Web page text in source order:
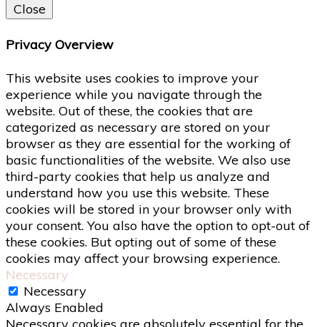
Close
Privacy Overview
This website uses cookies to improve your
experience while you navigate through the
website. Out of these, the cookies that are
categorized as necessary are stored on your
browser as they are essential for the working of
basic functionalities of the website. We also use
third-party cookies that help us analyze and
understand how you use this website. These
cookies will be stored in your browser only with
your consent. You also have the option to opt-out of
these cookies. But opting out of some of these
cookies may affect your browsing experience.
Necessary
Necessary
Always Enabled